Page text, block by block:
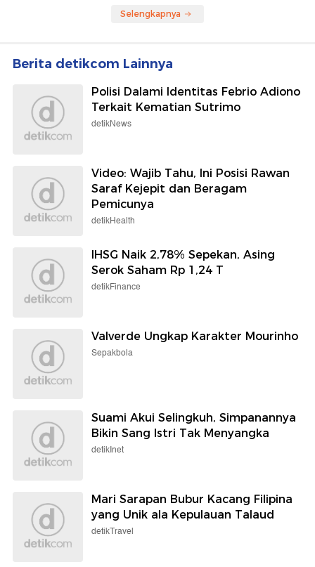
Selengkapnya
Berita detikcom Lainnya
Polisi Dalami Identitas Febrio Adiono
Terkait Kematian Sutrimo
detikNews
Video: Wajib Tahu, Ini Posisi Rawan
Saraf Kejepit dan Beragam
Pemicunya
detikHealth
IHSG Naik 2,78% Sepekan, Asing
Serok Saham Rp 1,24 T
detikFinance
Valverde Ungkap Karakter Mourinho
Sepakbola
Suami Akui Selingkuh, Simpanannya
Bikin Sang Istri Tak Menyangka
detikInet
Mari Sarapan Bubur Kacang Filipina
yang Unik ala Kepulauan Talaud
detikTravel